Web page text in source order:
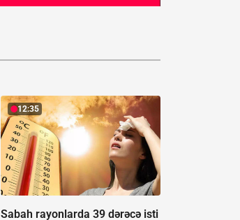
12:35
Sabah rayonlarda 39 dərəcə isti